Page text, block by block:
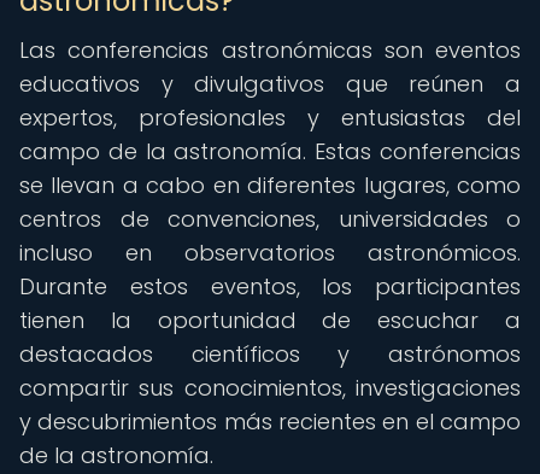
Las conferencias astronómicas son eventos
educativos y divulgativos que reúnen a
expertos, profesionales y entusiastas del
campo de la astronomía. Estas conferencias
se llevan a cabo en diferentes lugares, como
centros de convenciones, universidades o
incluso en observatorios astronómicos.
Durante estos eventos, los participantes
tienen la oportunidad de escuchar a
destacados científicos y astrónomos
compartir sus conocimientos, investigaciones
y descubrimientos más recientes en el campo
de la astronomía.